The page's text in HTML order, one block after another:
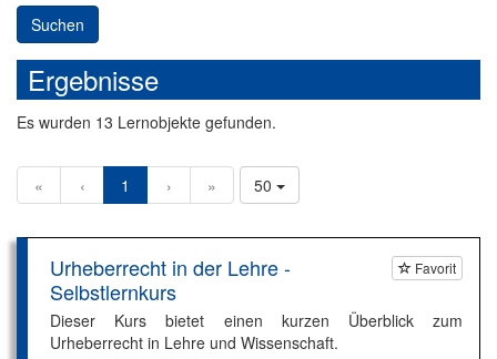
Suchen
Ergebnisse
Es wurden 13 Lernobjekte gefunden.
« ‹ 1 › » 50
Favorit
Urheberrecht in der Lehre -
Selbstlernkurs
Dieser Kurs bietet einen kurzen Überblick zum
Urheberrecht in Lehre und Wissenschaft.